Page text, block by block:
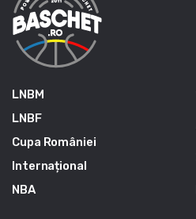
LNBM
LNBF
Cupa României
Internațional
NBA